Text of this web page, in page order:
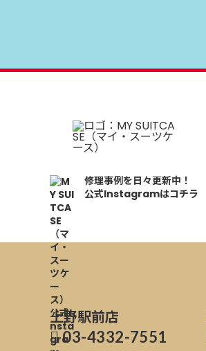
修理事例を日々更新中！
公式Instagramはコチラ
上野駅前店
03-4332-7551